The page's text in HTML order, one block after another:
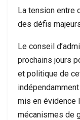
La tension entre
des défis
Le conseil
prochains jours
et politique de
mis en évidence
mécanismes de